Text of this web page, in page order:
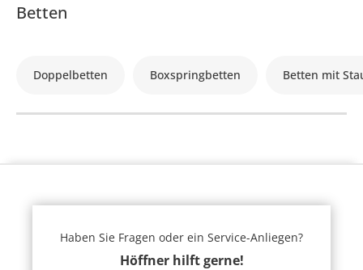
Betten
Doppelbetten Boxspringbetten Betten mit
Haben Sie Fragen oder ein Service-Anliegen?
Höffner hilft gerne!